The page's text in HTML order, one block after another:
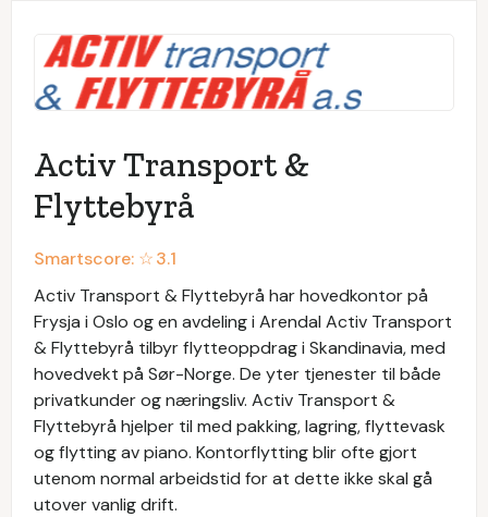
Activ Transport &
Flyttebyrå
Smartscore: ☆3.1
Activ Transport & Flyttebyrå har hovedkontor på
Frysja i Oslo og en avdeling i Arendal Activ Transport
& Flyttebyrå tilbyr flytteoppdrag i Skandinavia, med
hovedvekt på Sør-Norge. De yter tjenester til både
privatkunder og næringsliv. Activ Transport &
Flyttebyrå hjelper til med pakking, lagring, flyttevask
og flytting av piano. Kontorflytting blir ofte gjort
utenom normal arbeidstid for at dette ikke skal gå
utover vanlig drift.